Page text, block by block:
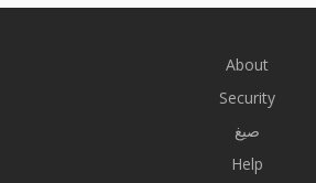
About
Security
صيغ
Help